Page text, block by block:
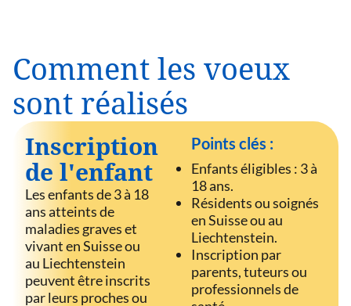
Comment les voeux
sont réalisés
Inscription
de l'enfant
Les enfants de 3 à 18
ans atteints de
maladies graves et
vivant en Suisse ou
au Liechtenstein
peuvent être inscrits
par leurs proches ou
Points clés :
Enfants éligibles : 3 à
18 ans.
Résidents ou soignés
en Suisse ou au
Liechtenstein.
Inscription par
parents, tuteurs ou
professionnels de